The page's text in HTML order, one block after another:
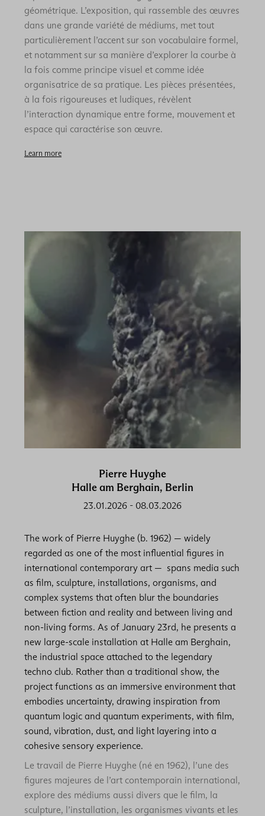
géométrique. L’exposition, qui rassemble des œuvres
dans une grande variété de médiums, met tout
particulièrement l’accent sur son vocabulaire formel,
et notamment sur sa manière d’explorer la courbe à
la fois comme principe visuel et comme idée
organisatrice de sa pratique. Les pièces présentées,
à la fois rigoureuses et ludiques, révèlent
l’interaction dynamique entre forme, mouvement et
espace qui caractérise son œuvre.
Learn more
Pierre Huyghe
Halle am Berghain, Berlin
23.01.2026 - 08.03.2026
The work of Pierre Huyghe (b. 1962) — widely
regarded as one of the most influential figures in
international contemporary art — spans media such
as film, sculpture, installations, organisms, and
complex systems that often blur the boundaries
between fiction and reality and between living and
non-living forms. As of January 23rd, he presents a
new large-scale installation at Halle am Berghain,
the industrial space attached to the legendary
techno club. Rather than a traditional show, the
project functions as an immersive environment that
embodies uncertainty, drawing inspiration from
quantum logic and quantum experiments, with film,
sound, vibration, dust, and light layering into a
cohesive sensory experience.
Le travail de Pierre Huyghe (né en 1962), l’une des
figures majeures de l’art contemporain international,
explore des médiums aussi divers que le film, la
sculpture, l’installation, les organismes vivants et les